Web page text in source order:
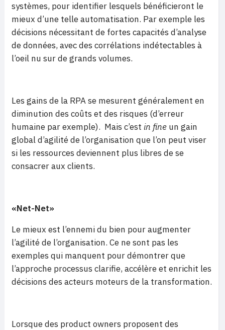
systèmes, pour identifier lesquels bénéficieront le
mieux d’une telle automatisation. Par exemple les
décisions nécessitant de fortes capacités d’analyse
de données, avec des corrélations indétectables à
l’oeil nu sur de grands volumes.
Les gains de la RPA se mesurent généralement en
diminution des coûts et des risques (d’erreur
humaine par exemple). Mais c’est in fine un gain
global d’agilité de l’organisation que l’on peut viser
si les ressources deviennent plus libres de se
consacrer aux clients.
«Net-Net»
Le mieux est l’ennemi du bien pour augmenter
l’agilité de l’organisation. Ce ne sont pas les
exemples qui manquent pour démontrer que
l’approche processus clarifie, accélère et enrichit les
décisions des acteurs moteurs de la transformation.
Lorsque des product owners proposent des